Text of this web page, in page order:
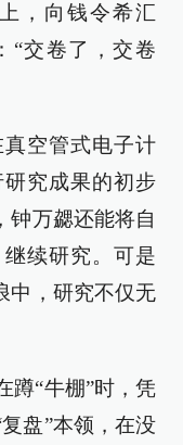
，向钱令希汇
“交卷了，交卷
空管式电子计
究成果的初步
钟万勰还能将自
续研究。可是
中，研究不仅无
蹲“牛棚”时，凭
盘”本领，在没